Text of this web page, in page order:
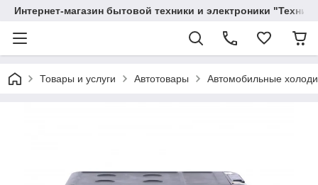
Интернет-магазин бытовой техники и электроники
Товары и услуги Автотовары Автомобильные